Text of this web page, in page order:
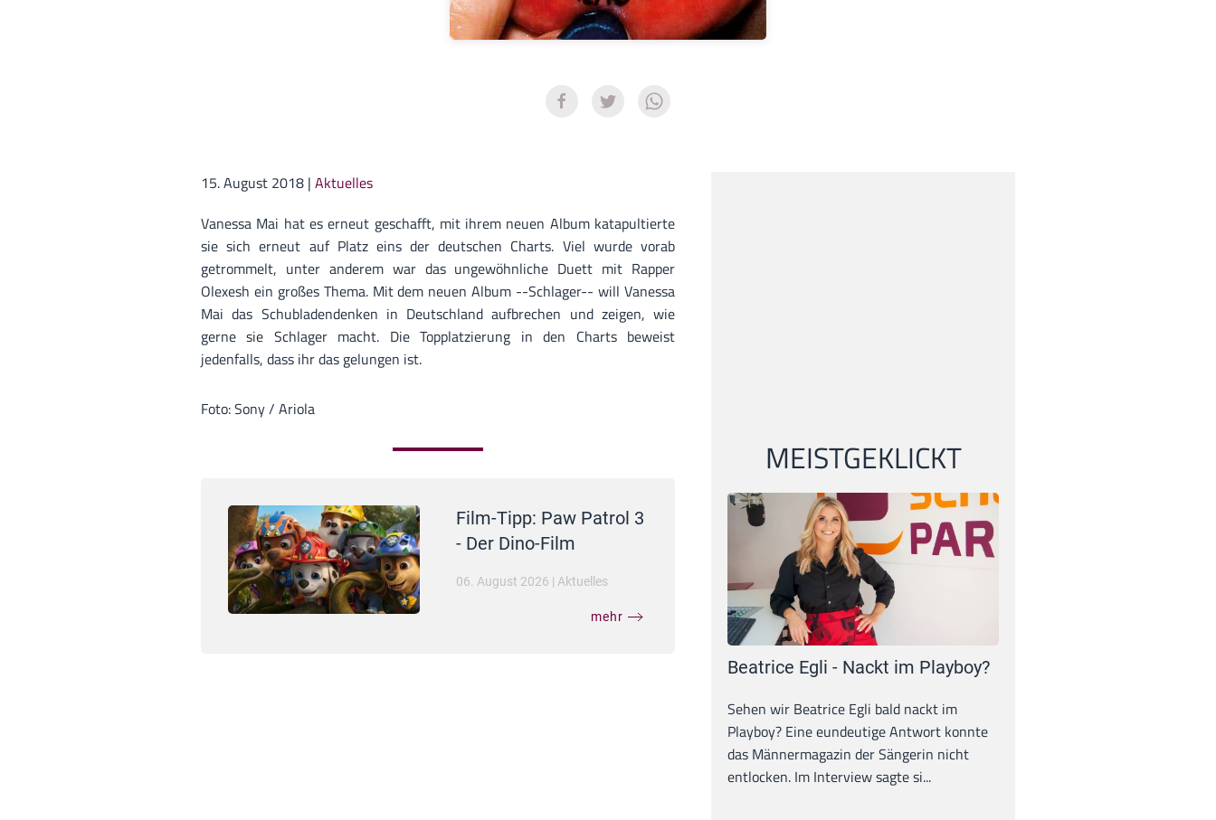
15. August 2018 | Aktuelles
Vanessa Mai hat es erneut geschafft, mit ihrem neuen Album katapultierte
sie sich erneut auf Platz eins der deutschen Charts. Viel wurde vorab
getrommelt, unter anderem war das ungewöhnliche Duett mit Rapper
Olexesh ein großes Thema. Mit dem neuen Album --Schlager-- will Vanessa
Mai das Schubladendenken in Deutschland aufbrechen und zeigen, wie
gerne sie Schlager macht. Die Topplatzierung in den Charts beweist
jedenfalls, dass ihr das gelungen ist.
Foto: Sony / Ariola
Film-Tipp: Paw Patrol 3
- Der Dino-Film
06. August 2026 | Aktuelles
mehr
MEISTGEKLICKT
Beatrice Egli - Nackt im Playboy?
Sehen wir Beatrice Egli bald nackt im
Playboy? Eine eundeutige Antwort konnte
das Männermagazin der Sängerin nicht
entlocken. Im Interview sagte si...